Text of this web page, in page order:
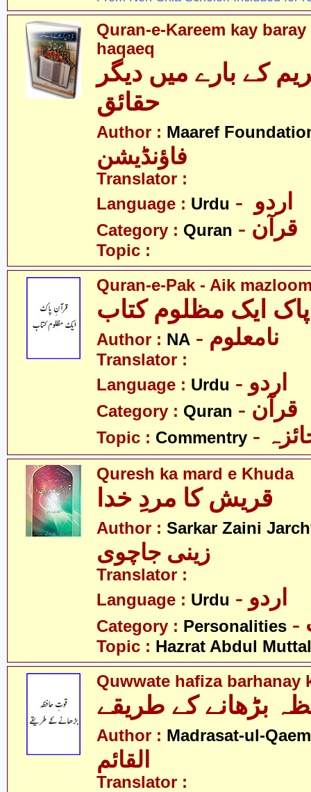
Quran-e-Kareem kay
haqaeq
کے بارے میں دیگر
Author : Maaref
فاؤنڈیشن
Translator :
Language : Urdu
Category : Quran - قرآن
Topic :
Quran-e-Pak - Aik
ایک مظلوم کتاب
Author : NA - نامعلوم
Translator :
Language : Urdu - اردو
Category : Quran - قرآن
Topic : Commentry
Quresh ka mard e Khuda
قریش کا مردِ خدا
Author : Sarkar Zaini
زینی جاچوی
Translator :
Language : Urdu - اردو
Category : Personalities
Topic : Hazrat Abdul
Quwwate hafiza barhanay
بڑھانے کے طریقے
Author : Madrasat-ul-
القائم
Translator :